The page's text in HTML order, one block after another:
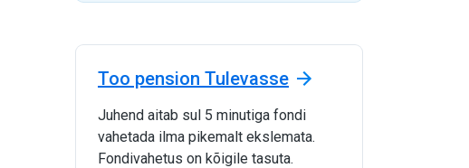
Too pension Tulevasse
Juhend aitab sul 5 minutiga fondi
vahetada ilma pikemalt ekslemata.
Fondivahetus on kõigile tasuta.